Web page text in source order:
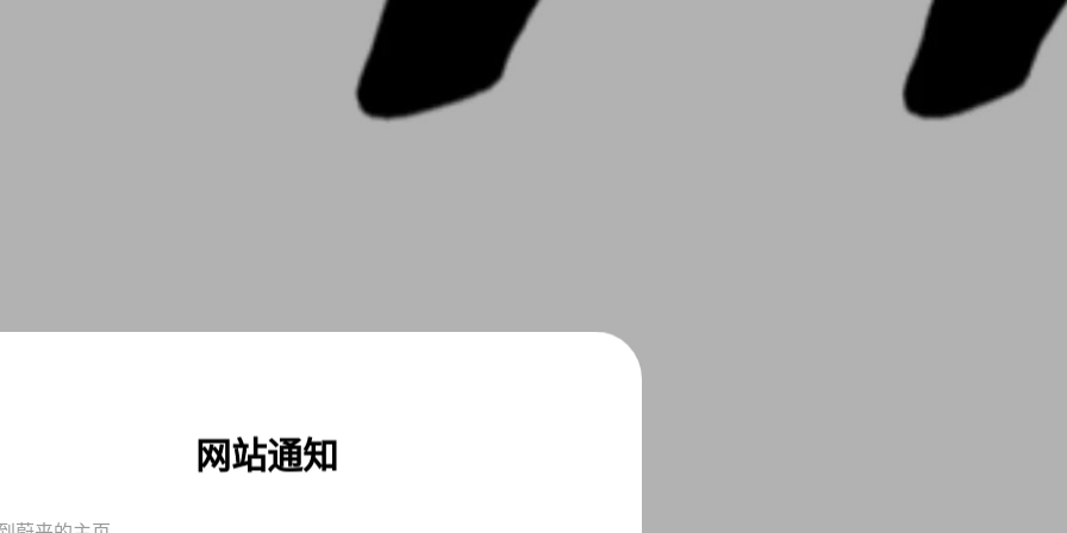
网站通知